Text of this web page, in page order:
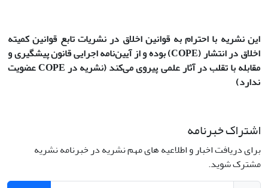
این نشریه با احترام به قوانین اخلاق در نشریات تابع قوانین کمیته
اخلاق در انتشار(COPE)بوده و از آیین‌نامه اجرایی قانون پیشگیری و
مقابله با تقلب در آثار علمی پیروی می‌کند (نشریه در COPE عضویت
ندارد)
اشتراک خبرنامه
برای دریافت اخبار و اطلاعیه های مهم نشریه در خبرنامه نشریه
مشترک شوید.